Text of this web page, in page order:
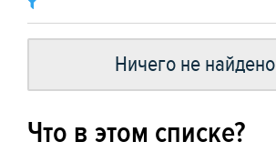
Ничего не найдено
Что в этом списке?